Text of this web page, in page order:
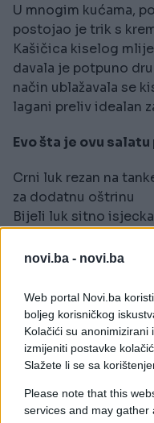
novi.ba - novi.ba
Web portal Novi.ba
boljeg korisničkog
Kolačići su
izmijeniti postavke
Slažete li se sa
Please note that this
services and may
U mnogim kućama,
postojao je trik s
Kašičica kiselog
davala je potpuno
način ublažavala se
lagani preliv idealan
Evo šta je ovu
Crni luk rezan na
za dodatnu oštrinu
Bijeli luk sitno
kremastu notu
Dobro rashlađeno
pripreme držao u
Formula za pravi
malo svježeg